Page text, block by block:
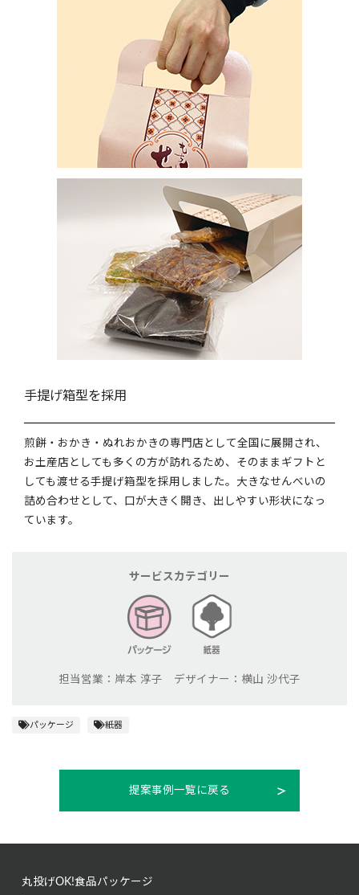
手提げ箱型を採用
煎餅・おかき・ぬれおかきの専門店として全国に展開され、
お土産店としても多くの方が訪れるため、そのままギフトと
しても渡せる手提げ箱型を採用しました。大きなせんべいの
詰め合わせとして、口が大きく開き、出しやすい形状になっ
ています。
サービスカテゴリー
担当営業：岸本 淳子 デザイナー：横山 沙代子
パッケージ 紙器
提案事例一覧に戻る
丸投げOK!食品パッケージ